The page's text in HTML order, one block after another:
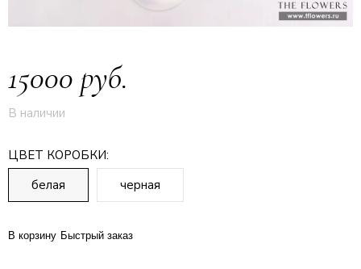
15000 руб.
В наличии
ЦВЕТ КОРОБКИ:
белая
черная
В корзину Быстрый заказ